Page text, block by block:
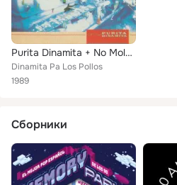
Purita Dinamita + No Molestes Pa' Cuando Esta Trabajando
Dinamita Pa Los Pollos
1989
Сборники